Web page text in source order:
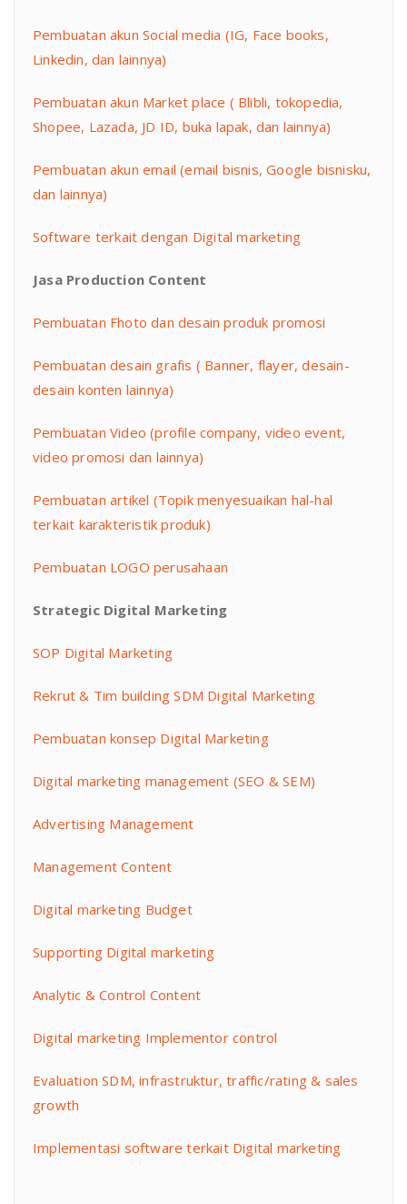
Pembuatan akun Social media (IG, Face books,
Linkedin, dan lainnya)
Pembuatan akun Market place ( Blibli, tokopedia,
Shopee, Lazada, JD ID, buka lapak, dan lainnya)
Pembuatan akun email (email bisnis, Google bisnisku,
dan lainnya)
Software terkait dengan Digital marketing
Jasa Production Content
Pembuatan Fhoto dan desain produk promosi
Pembuatan desain grafis ( Banner, flayer, desain-
desain konten lainnya)
Pembuatan Video (profile company, video event,
video promosi dan lainnya)
Pembuatan artikel (Topik menyesuaikan hal-hal
terkait karakteristik produk)
Pembuatan LOGO perusahaan
Strategic Digital Marketing
SOP Digital Marketing
Rekrut & Tim building SDM Digital Marketing
Pembuatan konsep Digital Marketing
Digital marketing management (SEO & SEM)
Advertising Management
Management Content
Digital marketing Budget
Supporting Digital marketing
Analytic & Control Content
Digital marketing Implementor control
Evaluation SDM, infrastruktur, traffic/rating & sales
growth
Implementasi software terkait Digital marketing